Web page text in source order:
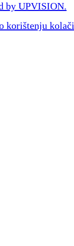
by UPVISION.
korištenju